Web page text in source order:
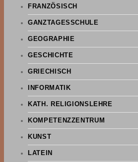
FRANZÖSISCH
GANZTAGESSCHULE
GEOGRAPHIE
GESCHICHTE
GRIECHISCH
INFORMATIK
KATH. RELIGIONSLEHRE
KOMPETENZZENTRUM
KUNST
LATEIN